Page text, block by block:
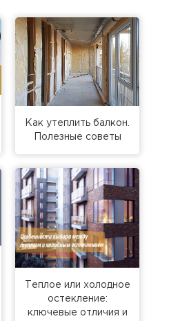
Как утеплить балкон.
Полезные советы
Теплое или холодное
остекление:
ключевые отличия и